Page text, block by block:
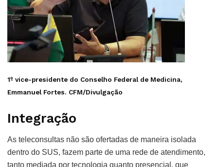
1º vice-presidente do Conselho Federal de Medicina,
Emmanuel Fortes. CFM/Divulgação
Integração
As teleconsultas não são ofertadas de maneira isolada
dentro do SUS, fazem parte de uma rede de atendimento,
tanto mediada por tecnologia quanto presencial, que